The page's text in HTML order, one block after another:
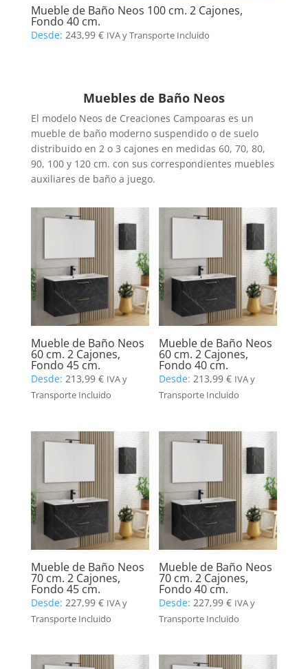
Mueble de Baño Neos 100 cm. 2 Cajones,
Fondo 40 cm.
Desde: 243,99 € IVA y Transporte Incluido
Muebles de Baño Neos
El modelo Neos de Creaciones Campoaras es un
mueble de baño moderno suspendido o de suelo
distribuido en 2 o 3 cajones en medidas 60, 70, 80,
90, 100 y 120 cm. con sus correspondientes muebles
auxiliares de baño a juego.
Mueble de Baño Neos
60 cm. 2 Cajones,
Fondo 45 cm.
Desde: 213,99 € IVA y
Transporte Incluido
Mueble de Baño Neos
60 cm. 2 Cajones,
Fondo 40 cm.
Desde:213,99€ IVA y
Transporte Incluido
Mueble de Baño Neos
70 cm. 2 Cajones,
Fondo 45 cm.
Desde: 227,99 € IVA y
Transporte Incluido
Mueble de Baño Neos
70 cm. 2 Cajones,
Fondo 40 cm.
Desde: 227,99€ IVA y
Transporte Incluido